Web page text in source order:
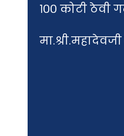
१०० कोटी ठेवी